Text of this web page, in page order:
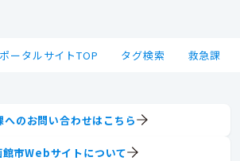
ータルサイトTOP タグ検索 救急課
へのお問い合わせはこちら
館市Webサイトについて